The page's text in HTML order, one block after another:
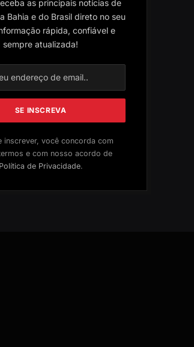
as principais notícias de
Bahia e do Brasil direto no seu
rápida, confiável e
sempre atualizada!
inscrever, você concorda com
e com nosso acordo de
Política de Privacidade.